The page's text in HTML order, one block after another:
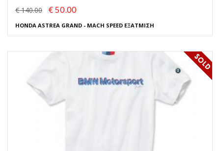
€ 140.00 € 50.00
HONDA ASTREA GRAND - MACH SPEED ΕΞΑΤΜΙΣΗ